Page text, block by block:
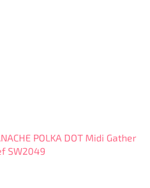
POLKA DOT Midi Gather
SW2049